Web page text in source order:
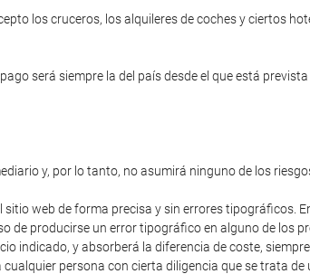
los cruceros, los alquileres de coches y ciertos
será siempre la del país desde el que está prevista
y, por lo tanto, no asumirá ninguno de los
web de forma precisa y sin errores tipográficos.
de producirse un error tipográfico en alguno de los
indicado, y absorberá la diferencia de coste,
persona con cierta diligencia que se trata de